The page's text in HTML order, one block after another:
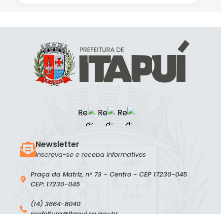
Praça da Matriz, n° 73 - Centro - CEP 17230-045
CEP: 17230-045
(14) 3664-8040
Newsletter
Inscreva-se e receba informativos